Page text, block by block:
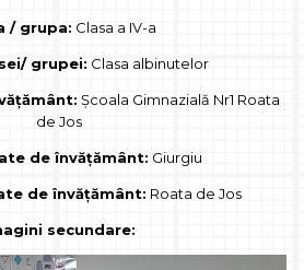
/ grupa: Clasa a IV-a
grupei: Clasa albinutelor
Școala Gimnazială Nr1 Roata
de Jos
de învățământ: Giurgiu
de învățământ: Roata de Jos
secundare: